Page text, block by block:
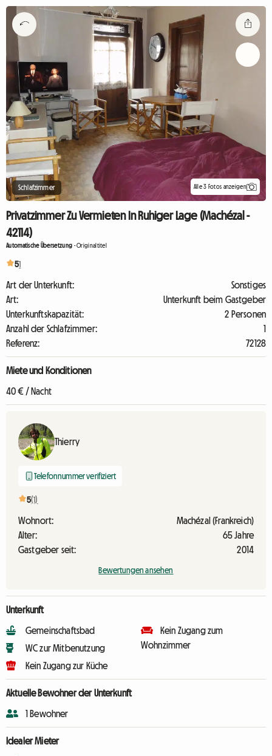
Schlafzimmer Alle 3 Fotos anzeigen
Privatzimmer Zu Vermieten In Ruhiger Lage (Machézal -
42114)
Automatische Übersetzung -Originaltitel
51
Art der Unterkunft:
Sonstiges
Art:
Unterkunft beim Gastgeber
Unterkunftskapazität:
2 Personen
Anzahl der Schlafzimmer:
1
Referenz:
72128
Miete und Konditionen
40 € / Nacht
Thierry
Telefonnummer verifiziert
5(1)
Wohnort:
Machézal (Frankreich)
Alter:
65 Jahre
Gastgeber seit:
2014
Bewertungen ansehen
Unterkunft
Gemeinschaftsbad
WC zur Mitbenutzung
Kein Zugang zur Küche
Kein Zugang zum
Wohnzimmer
Aktuelle Bewohner der Unterkunft
1 Bewohner
Idealer Mieter